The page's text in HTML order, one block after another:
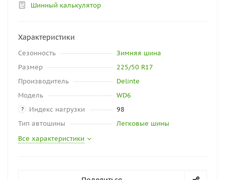
Шинный калькулятор
Характеристики
Сезонность
Зимняя шина
Размер
225/50 R17
Производитель
Delinte
Модель
WD6
? Индекс нагрузки
98
Тип автошины
Легковые шины
Все характеристики